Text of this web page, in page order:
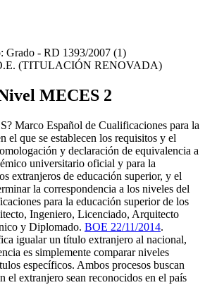
Grado - RD 1393/2007 (1)
(TITULACIÓN RENOVADA)
MECES 2
Marco Español de Cualificaciones para la
el que se establecen los requisitos y el
y declaración de equivalencia a
universitario oficial y para la
extranjeros de educación superior, y el
la correspondencia a los niveles del
para la educación superior de los
Ingeniero, Licenciado, Arquitecto
y Diplomado. BOE 22/11/2014.
igualar un título extranjero al nacional,
es simplemente comparar niveles
específicos. Ambos procesos buscan
el extranjero sean reconocidos en el país